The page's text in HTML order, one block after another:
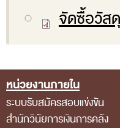
หน้าที่และอำนาจ
ส่วนกลาง
ส่วนภูมิภาค
คณะกรรมการตรวจสอบขอ
จัดซื้อวัส
Footer Menu
หน่วยงานภายใน
ระบบรับสมัครสอบแข่งขัน
สำนักวินัยการเงินการคลัง